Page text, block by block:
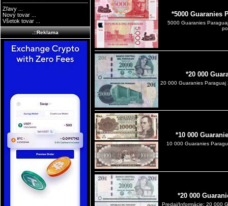
Zľavy ...
Nový tovar ...
Všetok tovar ...
.::Reklama
*5000 Guaranies
5000 Guaranies
*20 000
20 000 Guaranies Paraguaj
*10 000
10 000 Guaranies
*20 000
Predaj/Informácie: 20 000